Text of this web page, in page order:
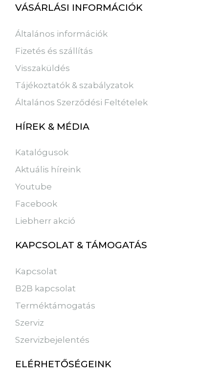
VÁSÁRLÁSI INFORMÁCIÓK
Általános információk
Fizetés és szállítás
Visszaküldés
Tájékoztatók & szabályzatok
Általános Szerződési Feltételek
HÍREK & MÉDIA
Katalógusok
Aktuális híreink
Youtube
Facebook
Liebherr akció
KAPCSOLAT & TÁMOGATÁS
Kapcsolat
B2B kapcsolat
Terméktámogatás
Szerviz
Szervizbejelentés
ELÉRHETŐSÉGEINK